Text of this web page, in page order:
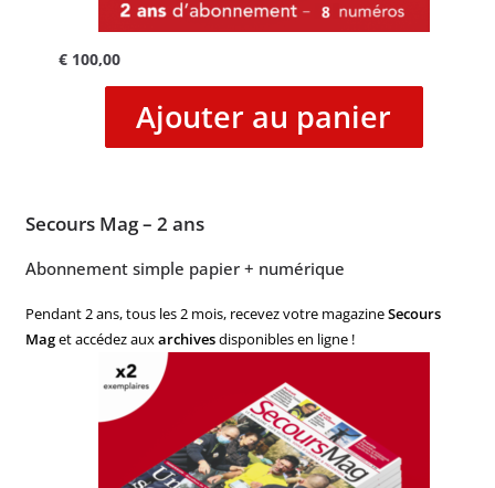
€100,00
Ajouter au panier
Secours Mag – 2 ans
Abonnement simple papier + numérique
Pendant 2 ans, tous les 2 mois, recevez votre magazineSecours
Maget accédez auxarchivesdisponibles en ligne !